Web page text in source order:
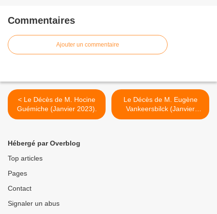
Commentaires
Ajouter un commentaire
< Le Décès de M. Hocine
Guémiche (Janvier 2023).
Le Décès de M. Eugène
Vankeersbilck (Janvier
2023). >
Hébergé par Overblog
Top articles
Pages
Contact
Signaler un abus